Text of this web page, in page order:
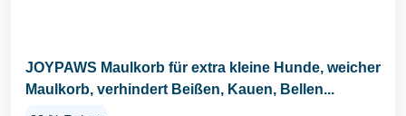
JOYPAWS Maulkorb für extra kleine Hunde, weicher
Maulkorb, verhindert Beißen, Kauen, Bellen...